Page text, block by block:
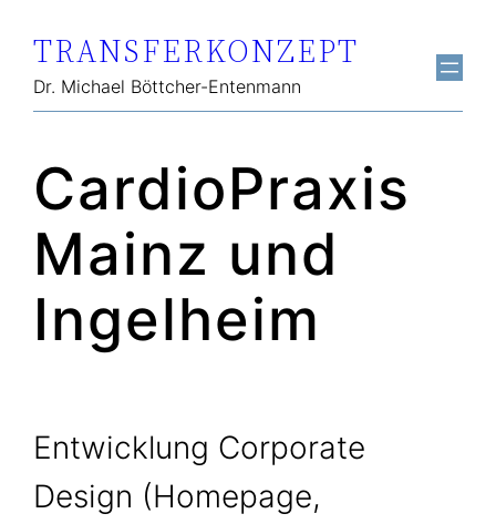
springen
TRANSFERKONZEPT
Dr. Michael Böttcher-Entenmann
CardioPraxis
Mainz und
Ingelheim
Entwicklung Corporate
Design (Homepage,